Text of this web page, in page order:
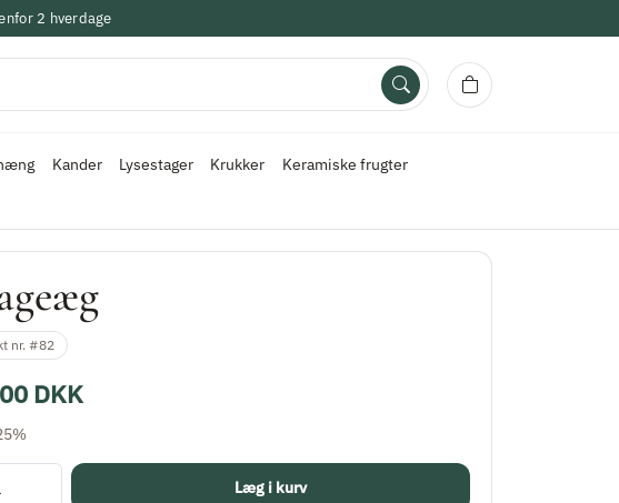
2 hverdage
Kander Lysestager Krukker
Keramiske frugter
nr. #82
DKK
Læg i kurv